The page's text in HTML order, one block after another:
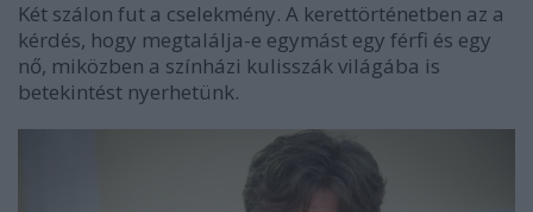
Két szálon fut a cselekmény. A kerettörténetben az a
kérdés, hogy megtalálja-e egymást egy férfi és egy
nő, miközben a színházi kulisszák világába is
betekintést nyerhetünk.